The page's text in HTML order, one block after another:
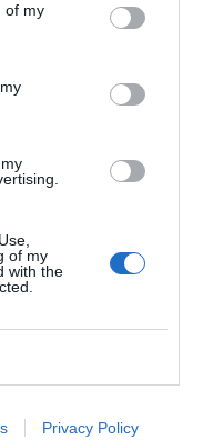
of my
of my
with the
Privacy Policy
a font preferida de